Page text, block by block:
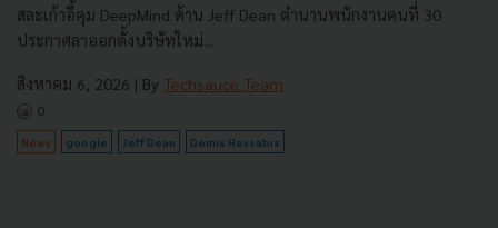
สละเก้าอี้คุม DeepMind ด้าน Jeff Dean ตำนานพนักงานคนที่ 30
ประกาศลาออกตั้งบริษัทใหม่...
สิงหาคม 6, 2026 | By Techsauce Team
0
News google Jeff Dean Demis Hassabis